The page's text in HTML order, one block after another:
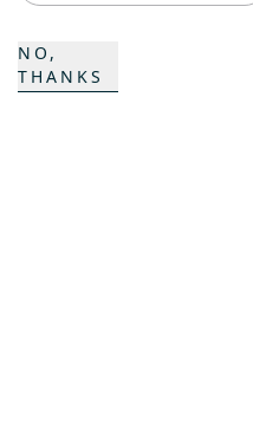
K COMPOSITES
NO,
THANKS